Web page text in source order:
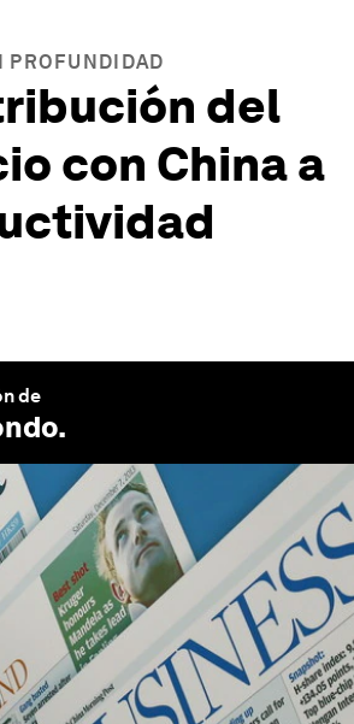
PROFUNDIDAD
del
con China a
de
.